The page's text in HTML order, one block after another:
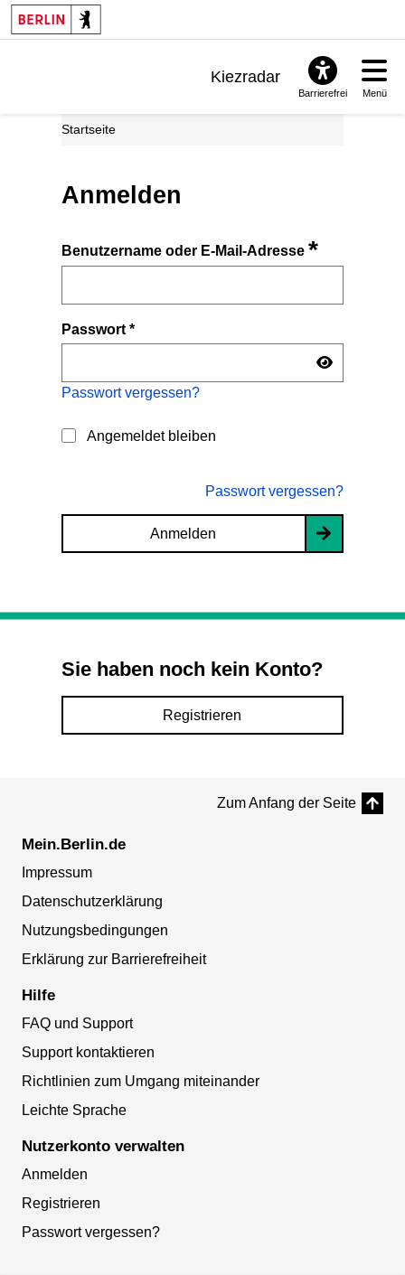
Kiezradar
Barrierefrei Menü
Startseite
Anmelden
Benutzername oder E-Mail-Adresse*
Passwort*
Passwort vergessen?
Angemeldet bleiben
Passwort vergessen?
Anmelden
Sie haben noch kein Konto?
Registrieren
Zum Anfang der Seite
Mein.Berlin.de
Impressum
Datenschutzerklärung
Nutzungsbedingungen
Erklärung zur Barrierefreiheit
Hilfe
FAQ und Support
Support kontaktieren
Richtlinien zum Umgang miteinander
Leichte Sprache
Nutzerkonto verwalten
Anmelden
Registrieren
Passwort vergessen?